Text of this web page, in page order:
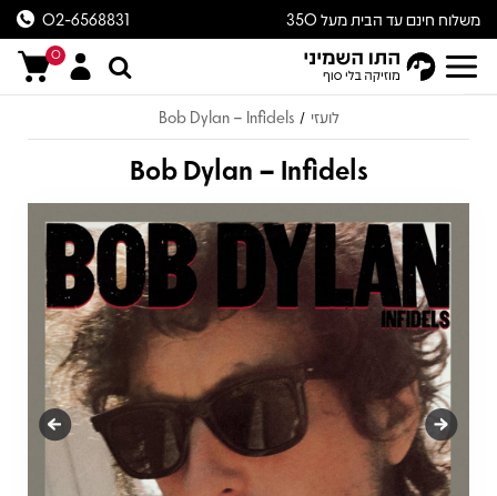
משלוח חינם עד הבית מעל 350
ש״ח
02-6568831
0
לועזי /
Bob Dylan – Infidels
Bob Dylan – Infidels